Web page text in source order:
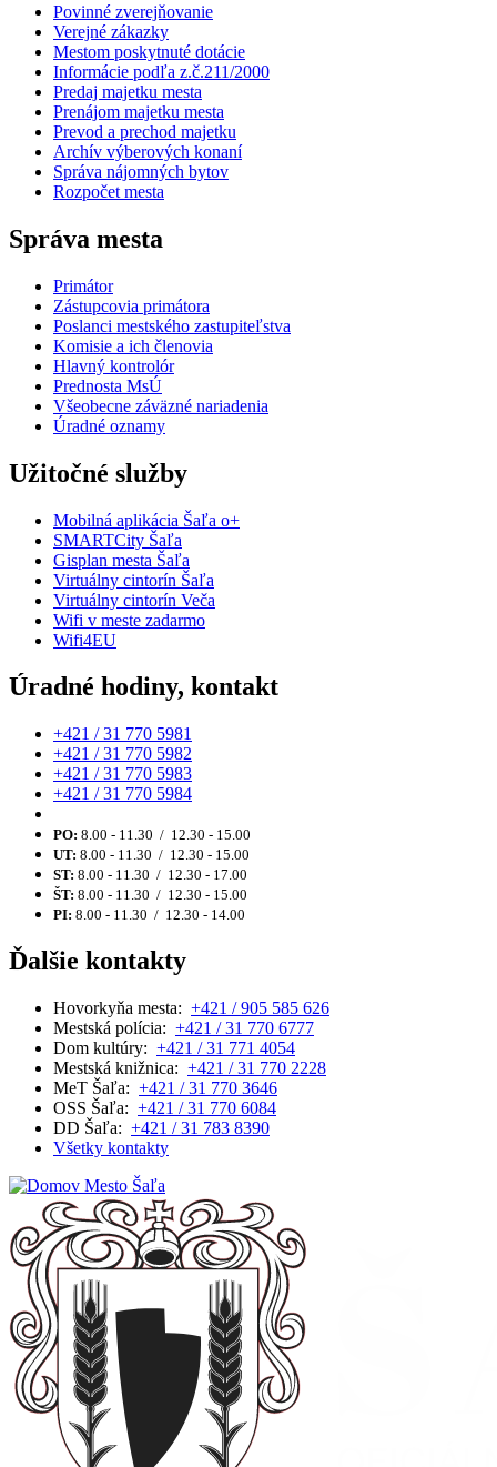
Povinné zverejňovanie
Verejné zákazky
Mestom poskytnuté dotácie
Informácie podľa z.č.211/2000
Predaj majetku mesta
Prenájom majetku mesta
Prevod a prechod majetku
Archív výberových konaní
Správa nájomných bytov
Rozpočet mesta
Správa mesta
Primátor
Zástupcovia primátora
Poslanci mestského zastupiteľstva
Komisie a ich členovia
Hlavný kontrolór
Prednosta MsÚ
Všeobecne záväzné nariadenia
Úradné oznamy
Užitočné služby
Mobilná aplikácia Šaľa o+
SMARTCity Šaľa
Gisplan mesta Šaľa
Virtuálny cintorín Šaľa
Virtuálny cintorín Veča
Wifi v meste zadarmo
Wifi4EU
Úradné hodiny, kontakt
+421 / 31 770 5981
+421 / 31 770 5982
+421 / 31 770 5983
+421 / 31 770 5984
PO: 8.00 - 11.30 / 12.30 - 15.00
UT: 8.00 - 11.30 / 12.30 - 15.00
ST: 8.00 - 11.30 / 12.30 - 17.00
ŠT: 8.00 - 11.30 / 12.30 - 15.00
PI: 8.00 - 11.30 / 12.30 - 14.00
Ďalšie kontakty
Hovorkyňa mesta: +421 / 905 585 626
Mestská polícia: +421 / 31 770 6777
Dom kultúry: +421 / 31 771 4054
Mestská knižnica: +421 / 31 770 2228
MeT Šaľa: +421 / 31 770 3646
OSS Šaľa: +421 / 31 770 6084
DD Šaľa: +421 / 31 783 8390
Všetky kontakty